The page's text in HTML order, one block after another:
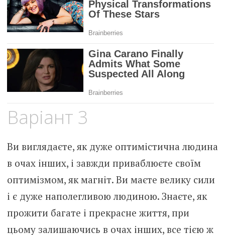
Варіант 3
Ви виглядаєте, як дуже оптимістична людина
в очах інших, і завжди приваблюєте своїм
оптимізмом, як магніт. Ви маєте велику сили
і є дуже наполегливою людиною. Знаєте, як
прожити багате і прекрасне життя, при
цьому залишаючись в очах інших, все тією ж